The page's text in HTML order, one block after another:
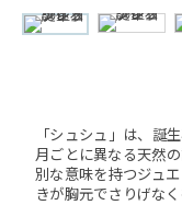
「シュシュ」は、誕
月ごとに異なる天然
別な意味を持つジュ
きが胸元でさりげな